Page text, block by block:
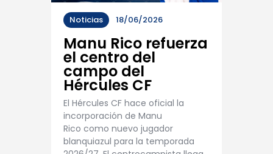
Noticias 18/06/2026
Manu Rico refuerza
el centro del
campo del
Hércules CF
El Hércules CF hace oficial la
incorporación de Manu
Rico como nuevo jugador
blanquiazul para la temporada